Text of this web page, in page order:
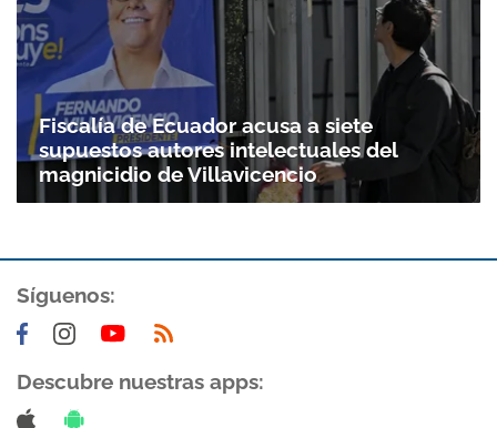
Gracias por suscribirte a nuestro boletín.
ACEPTAR
Fiscalía de Ecuador acusa a siete
supuestos autores intelectuales del
magnicidio de Villavicencio
Síguenos:
Descubre nuestras apps: